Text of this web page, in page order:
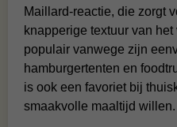
Maillard-reactie, die zorgt
knapperige textuur van
populair vanwege zijn
hamburgertenten en
is ook een favoriet bij
smaakvolle maaltijd willen.